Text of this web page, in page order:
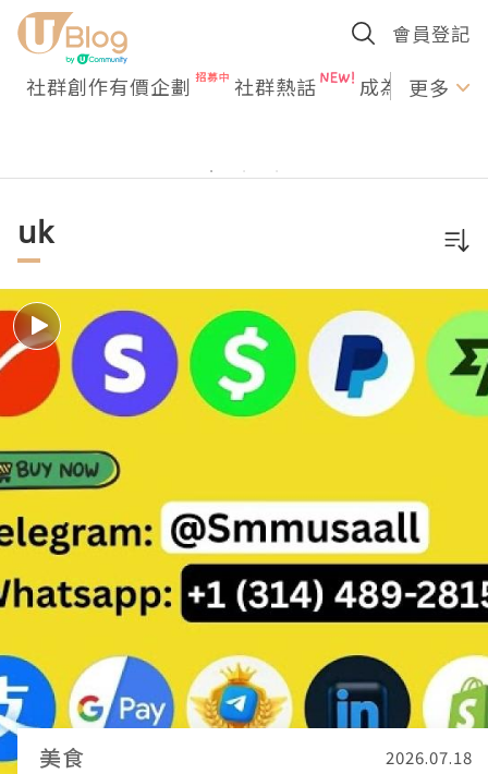
會員登記
社群創作有價企劃 社群熱話 成為U更多
uk
美食 2026.07.18